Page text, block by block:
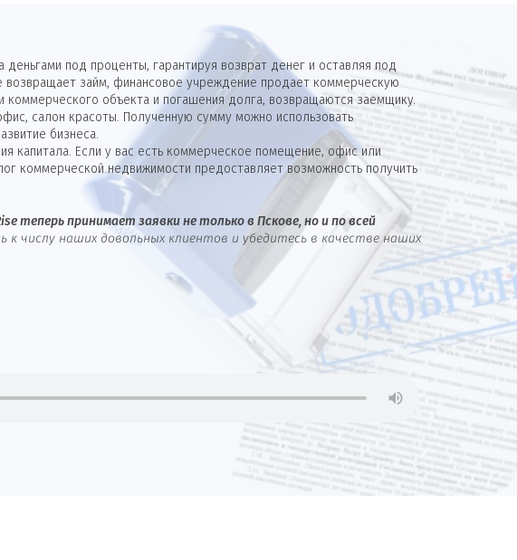
под проценты, гарантируя возврат денег и оставляя под
возвращает займ, финансовое учреждение продает коммерческую
объекта и погашения долга, возвращаются заемщику.
салон красоты. Полученную сумму можно использовать
бизнеса.
капитала. Если у вас есть коммерческое помещение, офис или
коммерческой недвижимости предоставляет возможность получить
теперь принимает заявки не только в Пскове, но и по всей
числу наших довольных клиентов и убедитесь в качестве наших